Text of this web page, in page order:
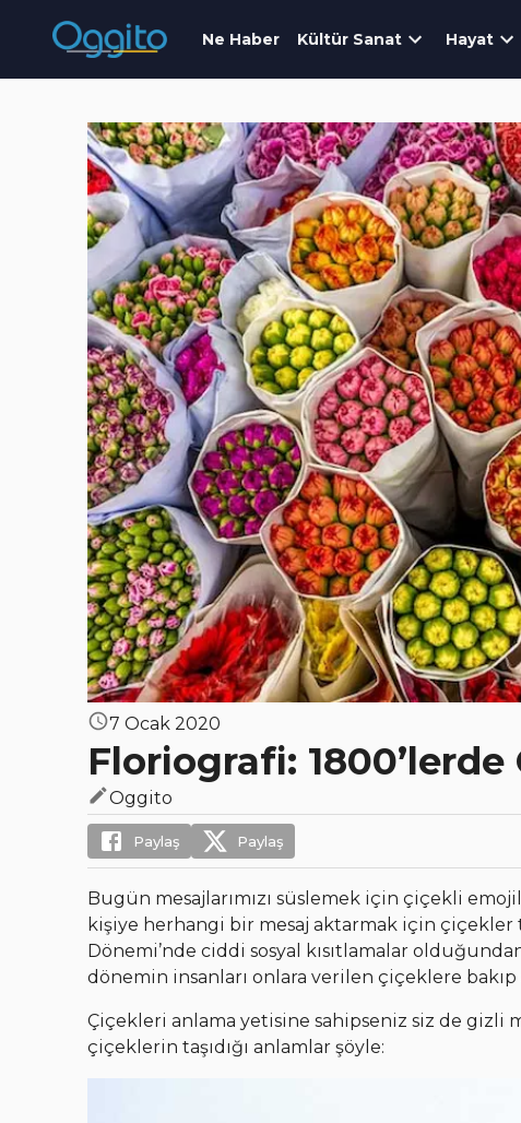
Ne Haber Kültür Sanat Hayat
7 Ocak 2020
Floriografi:
Oggito
Paylaş Paylaş
Bugün mesajlarımızı süslemek için çiçekli
kişiye herhangi bir mesaj aktarmak için
Dönemi’nde ciddi sosyal kısıtlamalar
dönemin insanları onlara verilen çiçeklere bakıp
Çiçekleri anlama yetisine sahipseniz siz de gizli
çiçeklerin taşıdığı anlamlar şöyle: